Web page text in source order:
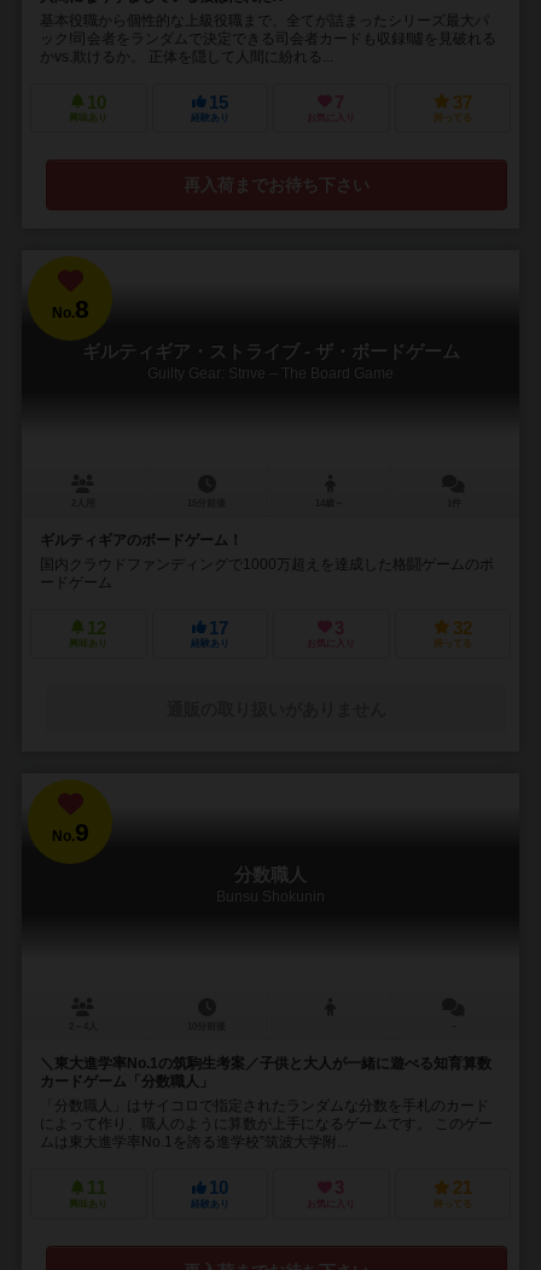
基本役職から個性的な上級役職まで、全てが詰まったシリーズ最大パ
ック!司会者をランダムで決定できる司会者カードも収録!噓を見破れる
かvs.欺けるか。 正体を隠して人間に紛れる...
10
興味あり
15
経験あり
7
お気に入り
37
持ってる
再入荷までお待ち下さい
No.8
ギルティギア・ストライブ - ザ・ボードゲーム
Guilty Gear: Strive – The Board Game
ギルティギアのボードゲーム！
国内クラウドファンディングで1000万超えを達成した格闘ゲームのボ
ードゲーム
12
興味あり
17
経験あり
3
お気に入り
32
持ってる
No.9
分数職人
Bunsu Shokunin
＼東大進学率No.1の筑駒生考案／子供と大人が一緒に遊べる知育算数
カードゲーム「分数職人」
「分数職人」はサイコロで指定されたランダムな分数を手札のカード
によって作り、職人のように算数が上手になるゲームです。 このゲー
ムは東大進学率No.1を誇る進学校”筑波大学附...
11
興味あり
10
経験あり
3
お気に入り
21
持ってる